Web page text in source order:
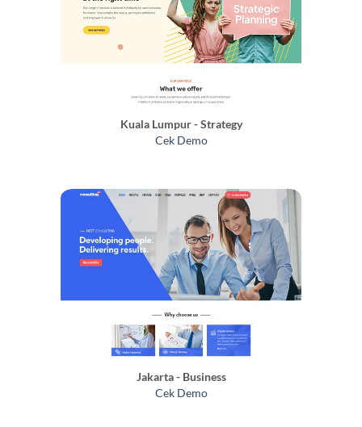
Kuala Lumpur - Strategy
Cek Demo
Jakarta - Business
Cek Demo